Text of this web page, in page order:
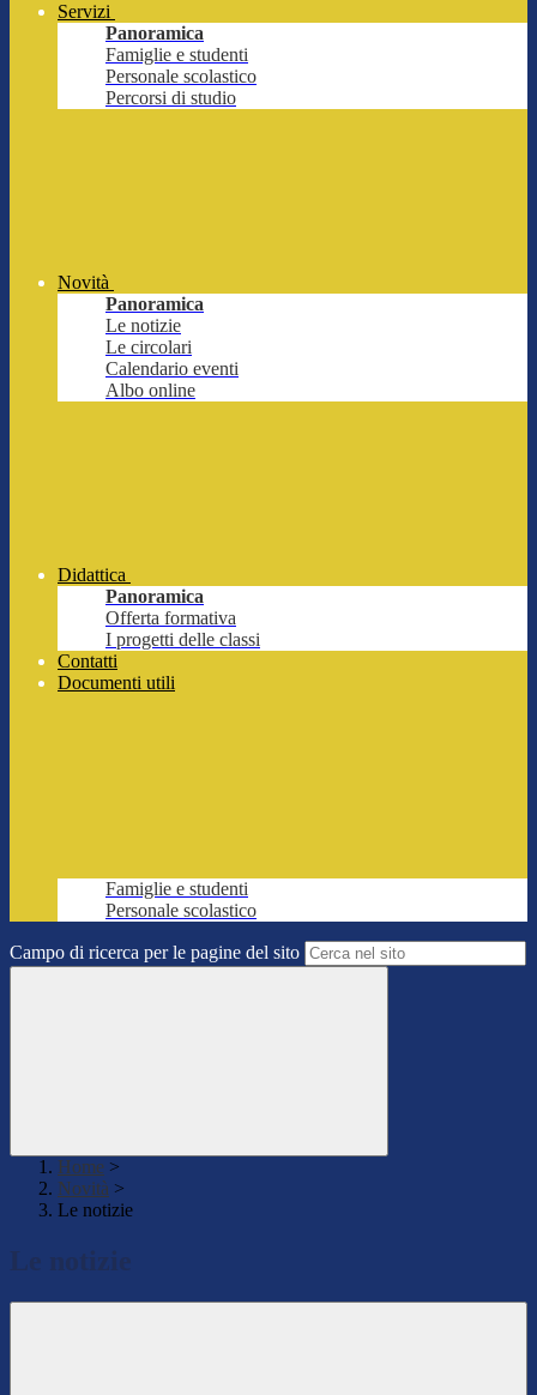
Servizi
Panoramica
Famiglie e studenti
Personale scolastico
Percorsi di studio
Novità
Panoramica
Le notizie
Le circolari
Calendario eventi
Albo online
Didattica
Panoramica
Offerta formativa
I progetti delle classi
Contatti
Documenti utili
Famiglie e studenti
Personale scolastico
Campo di ricerca per le pagine del sito
Home >
Novità >
Le notizie
Le notizie